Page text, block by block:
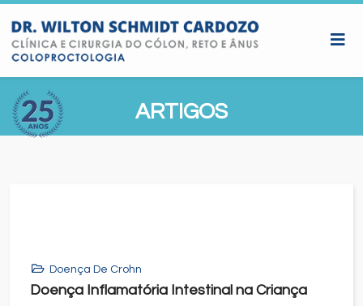
ARTIGOS
Doença De Crohn
Doença Inflamatória Intestinal na Criança